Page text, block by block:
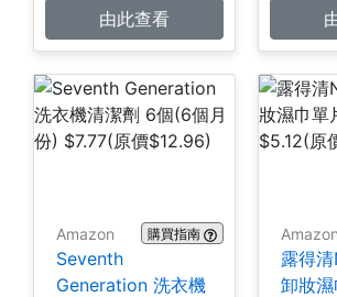
由此查看
Amazon 購買指南
Seventh
Generation 洗衣機
Amazon
露得
卸妝